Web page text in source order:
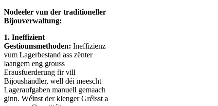
Nodeeler vun der traditioneller
Bijouverwaltung:
1. Ineffizient
Gestiounsmethoden: Ineffizienz
vum Lagerbestand ass zënter
laangem eng grouss
Erausfuerderung fir vill
Bijoushändler, well déi meescht
Lageraufgaben manuell gemaach
ginn. Wéinst der klenger Gréisst a